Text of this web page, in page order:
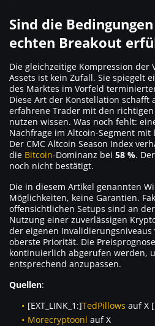
Sind die
echten Breakout
Die gleichzeitige Kompression
Assets ist kein Zufall. Sie spiegelt
des Marktes im Vorfeld
Diese Art der Konstellation schafft
erfahrene Trader mit den
nutzen wissen. Was noch fehlt:
Nachfrage im Altcoin-Segment
Der CMC Altcoin Season Index
die Bitcoin-Dominanz bei 58 %.
noch nicht bestätigt.
Die in diesem Artikel genannten
Möglichkeiten, keine Garantien.
offensichtlichen Setups sind an
Nutzung einer zuverlässigen
der eigenen
oberste Priorität. Die
kontinuierlich abgerufen werden,
entsprechend anzupassen.
Quellen:
[EXT_LINK_1:]TedPillows auf X
Morecryptoonl auf X